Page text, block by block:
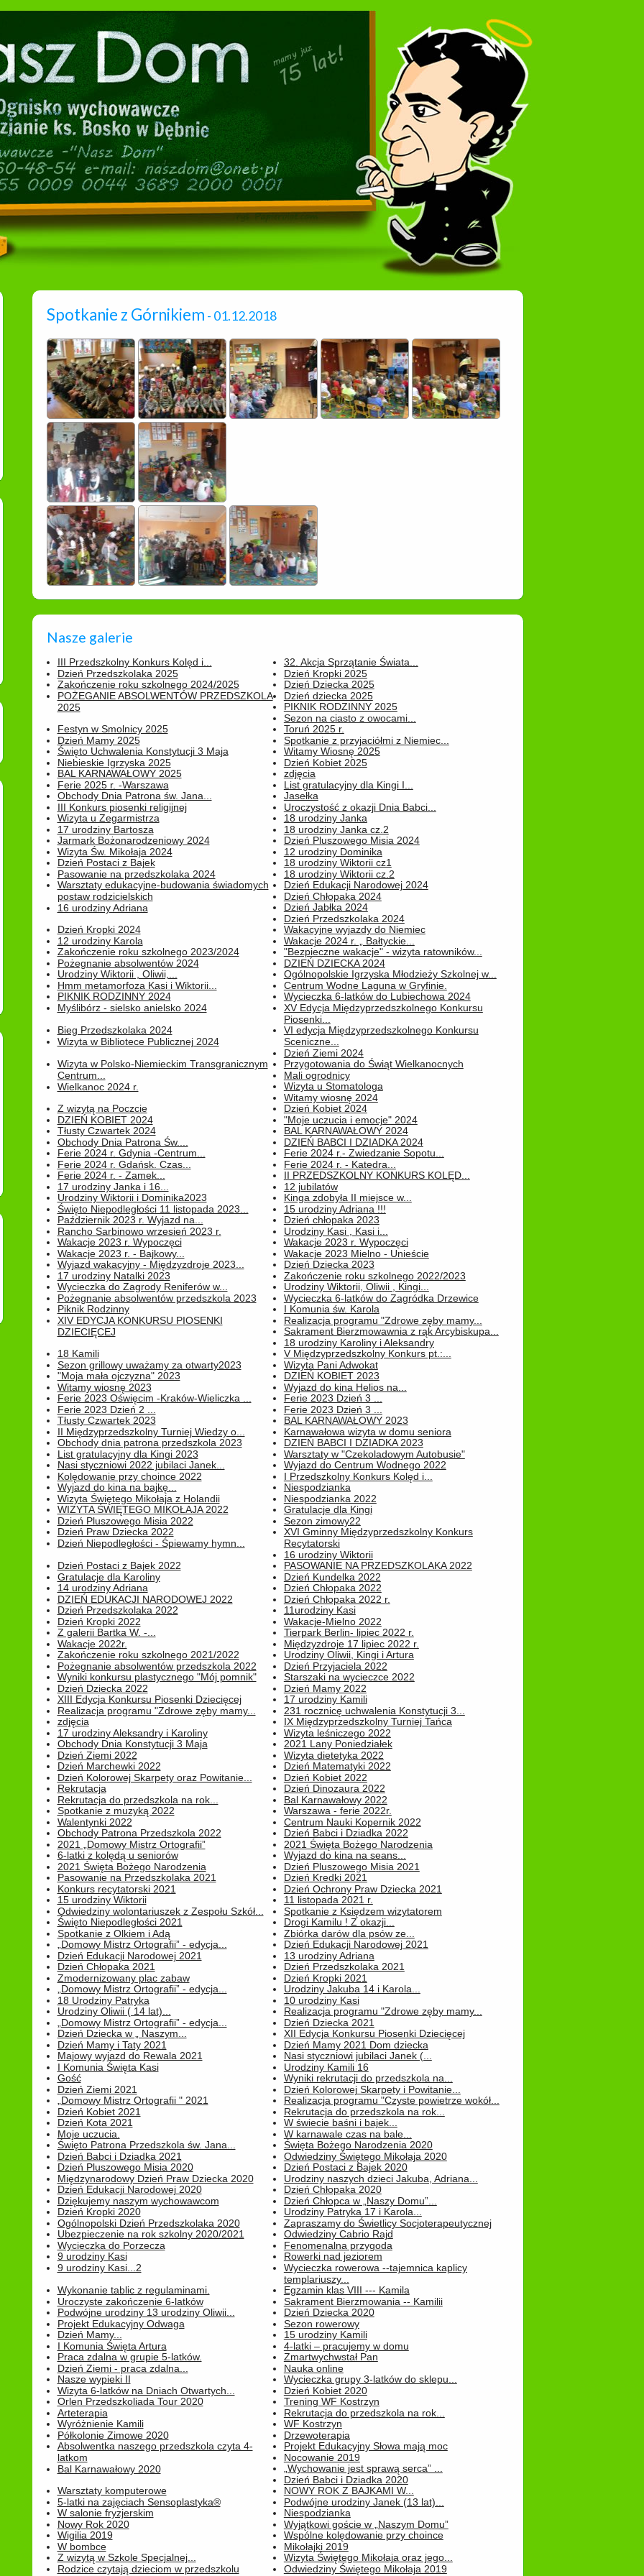
Spotkanie z Górnikiem - 01.12.2018
Nasze galerie
III Przedszkolny Konkurs Kolęd i...
Dzień Przedszkolaka 2025
32. Akcja Sprzątanie Świata...
Dzień Kropki 2025
Zakończenie roku szkolnego 2024/2025
POŻEGANIE ABSOLWENTÓW PRZEDSZKOLA
2025
Dzień Dziecka 2025
Dzień dziecka 2025
PIKNIK RODZINNY 2025
Sezon na ciasto z owocami...
Festyn w Smolnicy 2025
Dzień Mamy 2025
Toruń 2025 r.
Spotkanie z przyjaciółmi z Niemiec...
Święto Uchwalenia Konstytucji 3 Maja
Niebieskie Igrzyska 2025
Witamy Wiosnę 2025
Dzień Kobiet 2025
BAL KARNAWAŁOWY 2025
Ferie 2025 r. -Warszawa
zdjęcia
List gratulacyjny dla Kingi I...
Obchody Dnia Patrona św. Jana...
III Konkurs piosenki religijnej
Jasełka
Uroczystość z okazji Dnia Babci...
Wizyta u Zegarmistrza
17 urodziny Bartosza
18 urodziny Janka
18 urodziny Janka cz.2
Jarmark Bożonarodzeniowy 2024
Wizyta Św. Mikołaja 2024
Dzień Pluszowego Misia 2024
12 urodziny Dominika
Dzień Postaci z Bajek
Pasowanie na przedszkolaka 2024
18 urodziny Wiktorii cz1
18 urodziny Wiktorii cz.2
Warsztaty edukacyjne-budowania świadomych
postaw rodzicielskich
16 urodziny Adriana
Dzień Edukacji Narodowej 2024
Dzień Chłopaka 2024
Dzień Jabłka 2024
Dzień Przedszkolaka 2024
Dzień Kropki 2024
12 urodziny Karola
Wakacyjne wyjazdy do Niemiec
Wakacje 2024 r. „ Bałtyckie...
Zakończenie roku szkolnego 2023/2024
Pożegnanie absolwentów 2024
"Bezpieczne wakacje" - wizyta ratowników...
DZIEŃ DZIECKA 2024
Urodziny Wiktorii , Oliwii,...
Hmm metamorfoza Kasi i Wiktorii...
Ogólnopolskie Igrzyska Młodzieży Szkolnej w...
Centrum Wodne Laguna w Gryfinie.
PIKNIK RODZINNY 2024
Myślibórz - sielsko anielsko 2024
Wycieczka 6-latków do Lubiechowa 2024
XV Edycja Międzyprzedszkolnego Konkursu
Piosenki...
Bieg Przedszkolaka 2024
Wizyta w Bibliotece Publicznej 2024
VI edycja Międzyprzedszkolnego Konkursu
Sceniczne...
Dzień Ziemi 2024
Wizyta w Polsko-Niemieckim Transgranicznym
Centrum...
Wielkanoc 2024 r.
Przygotowania do Świąt Wielkanocnych
Mali ogrodnicy
Wizyta u Stomatologa
Witamy wiosnę 2024
Z wizytą na Poczcie
DZIEŃ KOBIET 2024
Dzień Kobiet 2024
"Moje uczucia i emocje" 2024
Tłusty Czwartek 2024
Obchody Dnia Patrona Św....
BAL KARNAWAŁOWY 2024
DZIEŃ BABCI I DZIADKA 2024
Ferie 2024 r. Gdynia -Centrum...
Ferie 2024 r. Gdańsk. Czas...
Ferie 2024 r.- Zwiedzanie Sopotu...
Ferie 2024 r. - Katedra...
Ferie 2024 r. - Zamek...
17 urodziny Janka i 16...
II PRZEDSZKOLNY KONKURS KOLĘD...
12 jubilatów
Urodziny Wiktorii i Dominika2023
Święto Niepodległości 11 listopada 2023...
Kinga zdobyła II miejsce w...
15 urodziny Adriana !!!
Październik 2023 r. Wyjazd na...
Rancho Sarbinowo wrzesień 2023 r.
Dzień chłopaka 2023
Urodziny Kasi , Kasi i...
Wakacje 2023 r. Wypoczęci
Wakacje 2023 r. - Bajkowy...
Wakacje 2023 r. Wypoczęci
Wakacje 2023 Mielno - Unieście
Wyjazd wakacyjny - Międzyzdroje 2023...
17 urodziny Natalki 2023
Dzień Dziecka 2023
Zakończenie roku szkolnego 2022/2023
Wycieczka do Zagrody Reniferów w...
Pożegnanie absolwentów przedszkola 2023
Urodziny Wiktorii, Oliwii , Kingi...
Wycieczka 6-latków do Zagródka Drzewice
Piknik Rodzinny
XIV EDYCJA KONKURSU PIOSENKI
DZIECIĘCEJ
I Komunia św. Karola
Realizacja programu "Zdrowe zęby mamy...
Sakrament Bierzmowawnia z rąk Arcybiskupa...
18 urodziny Karoliny i Aleksandry
18 Kamili
Sezon grillowy uważamy za otwarty2023
V Międzyprzedszkolny Konkurs pt.:...
Wizyta Pani Adwokat
"Moja mała ojczyzna" 2023
Witamy wiosnę 2023
DZIEŃ KOBIET 2023
Wyjazd do kina Helios na...
Ferie 2023 Oświęcim -Kraków-Wieliczka ...
Ferie 2023 Dzień 2 ...
Ferie 2023 Dzień 3 ...
Ferie 2023 Dzień 3 ...
Tłusty Czwartek 2023
II Międzyprzedszkolny Turniej Wiedzy o...
BAL KARNAWAŁOWY 2023
Karnawałowa wizyta w domu seniora
Obchody dnia patrona przedszkola 2023
List gratulacyjny dla Kingi 2023
DZIEŃ BABCI I DZIADKA 2023
Warsztaty w "Czekoladowym Autobusie"
Nasi styczniowi 2022 jubilaci Janek...
Kolędowanie przy choince 2022
Wyjazd do Centrum Wodnego 2022
I Przedszkolny Konkurs Kolęd i...
Wyjazd do kina na bajkę...
Wizyta Świętego Mikołaja z Holandii
Niespodzianka
Niespodzianka 2022
WIZYTA ŚWIĘTEGO MIKOŁAJA 2022
Dzień Pluszowego Misia 2022
Gratulacje dla Kingi
Sezon zimowy22
Dzień Praw Dziecka 2022
Dzień Niepodległości - Śpiewamy hymn...
XVI Gminny Międzyprzedszkolny Konkurs
Recytatorski
16 urodziny Wiktorii
Dzień Postaci z Bajek 2022
Gratulacje dla Karoliny
PASOWANIE NA PRZEDSZKOLAKA 2022
Dzień Kundelka 2022
14 urodziny Adriana
DZIEŃ EDUKACJI NARODOWEJ 2022
Dzień Chłopaka 2022
Dzień Chłopaka 2022 r.
Dzień Przedszkolaka 2022
Dzień Kropki 2022
11urodziny Kasi
Wakacje-Mielno 2022
Z galerii Bartka W. -...
Wakacje 2022r.
Tierpark Berlin- lipiec 2022 r.
Międzyzdroje 17 lipiec 2022 r.
Zakończenie roku szkolnego 2021/2022
Pożegnanie absolwentów przedszkola 2022
Urodziny Oliwii, Kingi i Artura
Dzień Przyjaciela 2022
Wyniki konkursu plastycznego "Mój pomnik"
Dzień Dziecka 2022
Starszaki na wycieczce 2022
Dzień Mamy 2022
XIII Edycja Konkursu Piosenki Dziecięcej
Realizacja programu "Zdrowe zęby mamy...
17 urodziny Kamili
231 rocznicę uchwalenia Konstytucji 3...
zdjęcia
17 urodziny Aleksandry i Karoliny
IX Międzyprzedszkolny Turniej Tańca
Wizyta leśniczego 2022
Obchody Dnia Konstytucji 3 Maja
Dzień Ziemi 2022
2021 Lany Poniedziałek
Wizyta dietetyka 2022
Dzień Marchewki 2022
Dzień Kolorowej Skarpety oraz Powitanie...
Dzień Matematyki 2022
Dzień Kobiet 2022
Rekrutacja
Rekrutacja do przedszkola na rok...
Dzień Dinozaura 2022
Bal Karnawałowy 2022
Spotkanie z muzyką 2022
Walentynki 2022
Warszawa - ferie 2022r.
Centrum Nauki Kopernik 2022
Obchody Patrona Przedszkola 2022
2021 „Domowy Mistrz Ortografii”
Dzień Babci i Dziadka 2022
2021 Święta Bożego Narodzenia
6-latki z kolędą u seniorów
2021 Święta Bożego Narodzenia
Wyjazd do kina na seans...
Dzień Pluszowego Misia 2021
Pasowanie na Przedszkolaka 2021
Konkurs recytatorski 2021
Dzień Kredki 2021
Dzień Ochrony Praw Dziecka 2021
15 urodziny Wiktorii
Odwiedziny wolontariuszek z Zespołu Szkół...
11 listopada 2021 r.
Spotkanie z Księdzem wizytatorem
Święto Niepodległości 2021
Spotkanie z Olkiem i Adą
Drogi Kamilu ! Z okazji...
Zbiórka darów dla psów ze...
„Domowy Mistrz Ortografii” - edycja...
Dzień Edukacji Narodowej 2021
Dzień Edukacji Narodowej 2021
13 urodziny Adriana
Dzień Chłopaka 2021
Zmodernizowany plac zabaw
Dzień Przedszkolaka 2021
Dzień Kropki 2021
„Domowy Mistrz Ortografii” - edycja...
18 Urodziny Patryka
Urodziny Jakuba 14 i Karola...
10 urodziny Kasi
Urodziny Oliwii ( 14 lat)...
„Domowy Mistrz Ortografii” - edycja...
Realizacja programu "Zdrowe zęby mamy...
Dzień Dziecka 2021
Dzień Dziecka w „ Naszym...
Dzień Mamy i Taty 2021
XII Edycja Konkursu Piosenki Dziecięcej
Dzień Mamy 2021 Dom dziecka
Majowy wyjazd do Rewala 2021
I Komunia Święta Kasi
Nasi styczniowi jubilaci Janek (...
Urodziny Kamili 16
Gość
Dzień Ziemi 2021
Wyniki rekrutacji do przedszkola na...
Dzień Kolorowej Skarpety i Powitanie...
„Domowy Mistrz Ortografii " 2021
Dzień Kobiet 2021
Realizacja programu "Czyste powietrze wokół...
Rekrutacja do przedszkola na rok...
Dzień Kota 2021
Moje uczucia.
W świecie baśni i bajek...
W karnawale czas na bale...
Święto Patrona Przedszkola św. Jana...
Dzień Babci i Dziadka 2021
Święta Bożego Narodzenia 2020
Odwiedziny Świętego Mikołaja 2020
Dzień Pluszowego Misia 2020
Międzynarodowy Dzień Praw Dziecka 2020
Dzień Postaci z Bajek 2020
Urodziny naszych dzieci Jakuba, Adriana...
Dzień Edukacji Narodowej 2020
Dziękujemy naszym wychowawcom
Dzień Chłopaka 2020
Dzień Chłopca w „Naszy Domu”...
Dzień Kropki 2020
Ogólnopolski Dzień Przedszkolaka 2020
Urodziny Patryka 17 i Karola...
Zapraszamy do Świetlicy Socjoterapeutycznej
Ubezpieczenie na rok szkolny 2020/2021
Wycieczka do Porzecza
Odwiedziny Cabrio Rajd
Fenomenalna przygoda
9 urodziny Kasi
9 urodziny Kasi...2
Rowerki nad jeziorem
Wycieczka rowerowa --tajemnica kaplicy
templariuszy...
Wykonanie tablic z regulaminami.
Uroczyste zakończenie 6-latków
Egzamin klas VIII --- Kamila
Sakrament Bierzmowania -- Kamilii
Podwójne urodziny 13 urodziny Oliwii...
Projekt Edukacyjny Odwaga
Dzień Dziecka 2020
Sezon rowerowy
Dzień Mamy...
I Komunia Święta Artura
15 urodziny Kamili
4-latki – pracujemy w domu
Praca zdalna w grupie 5-latków.
Dzień Ziemi - praca zdalna...
Zmartwychwstał Pan
Nauka online
Nasze wypieki II
Wizyta 6-latków na Dniach Otwartych...
Wycieczka grupy 3-latków do sklepu...
Dzień Kobiet 2020
Orlen Przedszkoliada Tour 2020
Arteterapia
Trening WF Kostrzyn
Rekrutacja do przedszkola na rok...
Wyróżnienie Kamili
Półkolonie Zimowe 2020
WF Kostrzyn
Drzewoterapia
Absolwentka naszego przedszkola czyta 4-
latkom
Bal Karnawałowy 2020
Projekt Edukacyjny Słowa mają moc
Nocowanie 2019
„Wychowanie jest sprawą serca” ...
Dzień Babci i Dziadka 2020
Warsztaty komputerowe
5-latki na zajęciach Sensoplastyka®
NOWY ROK Z BAJKAMI W...
Podwójne urodziny Janek (13 lat)...
W salonie fryzjerskim
Nowy Rok 2020
Niespodzianka
Wyjątkowi goście w „Naszym Domu”
Wigilia 2019
W bombce
Wspólne kolędowanie przy choince
Mikołajki 2019
Z wizytą w Szkole Specjalnej...
Rodzice czytają dzieciom w przedszkolu
Wizyta Świętego Mikołaja oraz jego...
Odwiedziny Świętego Mikołaja 2019